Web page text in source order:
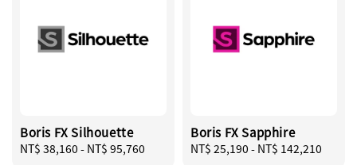
Boris FX Silhouette
Regular
NT$ 38,160 - NT$ 95,760
Boris FX Sapphire
Regular
NT$ 25,190 - NT$ 142,210